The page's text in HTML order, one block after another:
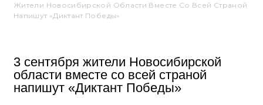
Жители Новосибирской Области Вместе Со Всей Страной
Напишут «Диктант Победы»
3 сентября жители Новосибирской
области вместе со всей страной
напишут «Диктант Победы»